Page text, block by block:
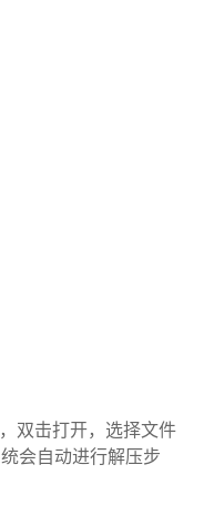
双击打开，选择文件
会自动进行解压步